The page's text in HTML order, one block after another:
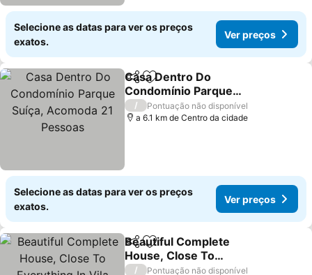
Selecione as datas para ver os preços
exatos.
Ver preços
PartilharAdicionar aos favoritos
Casa Dentro Do
Condomínio Parque
Suíça, Acomoda 21
Pessoas
/
Pontuação não disponível
a 6.1 km de Centro da cidade
Selecione as datas para ver os preços
exatos.
Ver preços
PartilharAdicionar aos favoritos
Beautiful Complete
House, Close To
Everything In Vila Rosina
/ Pontuação não disponível